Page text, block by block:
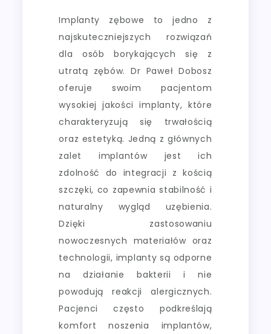
Implanty zębowe to jedno z
najskuteczniejszych rozwiązań
dla osób borykających się z
utratą zębów. Dr Paweł Dobosz
oferuje swoim pacjentom
wysokiej jakości implanty, które
charakteryzują się trwałością
oraz estetyką. Jedną z głównych
zalet implantów jest ich
zdolność do integracji z kością
szczęki, co zapewnia stabilność i
naturalny wygląd uzębienia.
Dzięki zastosowaniu
nowoczesnych materiałów oraz
technologii, implanty są odporne
na działanie bakterii i nie
powodują reakcji alergicznych.
Pacjenci często podkreślają
komfort noszenia implantów,